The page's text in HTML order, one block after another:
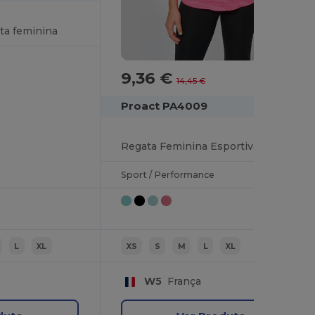
feminina
L XL
9,36 €14,45 €
Proact PA4009
Sport / Performance
XS S M L XL
W5 França